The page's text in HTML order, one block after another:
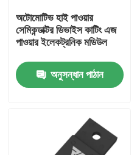
মান নিয়ন্ত্রণ
আমাদের সাথে যোগাযোগ
উদ্ধৃতির জন্য আবেদন
অটোমোটিভ হাই পাওয়ার
সেমিকন্ডাক্টর ডিভাইস কাটিং এজ
পাওয়ার ইলেকট্রনিক মডিউল
অনুসন্ধান পাঠান